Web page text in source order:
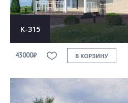
К-315
43000₽ В КОРЗИНУ